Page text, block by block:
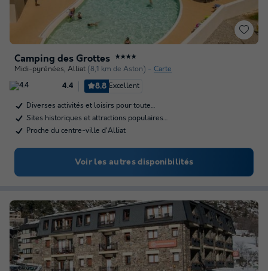
Camping des Grottes ★★★★
Midi-pyrénées, Alliat (8,1 km de Aston) Carte
4.4 8.8 Excellent
Diverses activités et loisirs pour toute…
Sites historiques et attractions populaires…
Proche du centre-ville d'Alliat
Voir les autres disponibilités